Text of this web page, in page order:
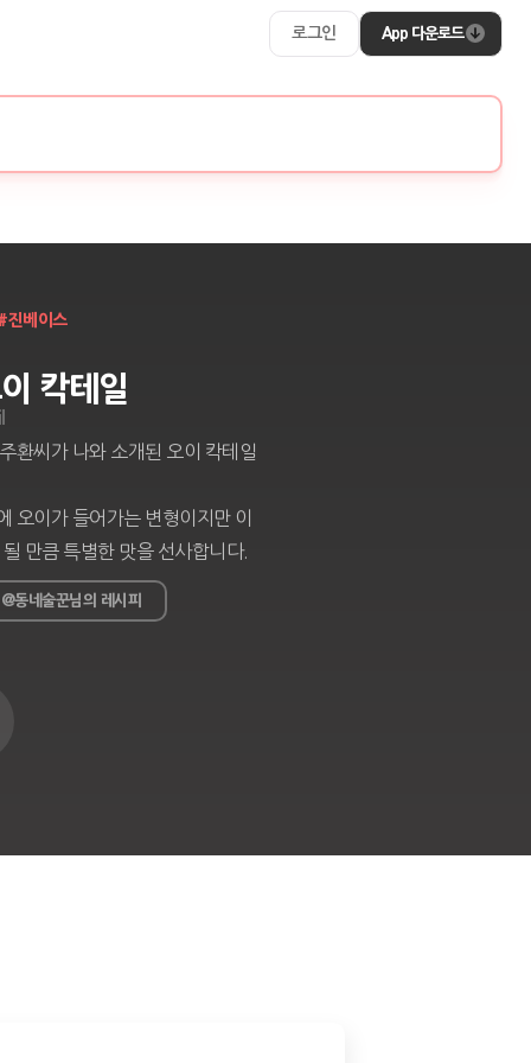
App 다운로드
진베이스
칵테일
환씨가 나와 소개된 오이 칵테일
오이가 들어가는 변형이지만 이
만큼 특별한 맛을 선사합니다.
@동네술꾼님의 레시피